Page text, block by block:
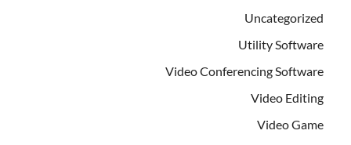
Uncategorized
Utility Software
Video Conferencing Software
Video Editing
Video Game